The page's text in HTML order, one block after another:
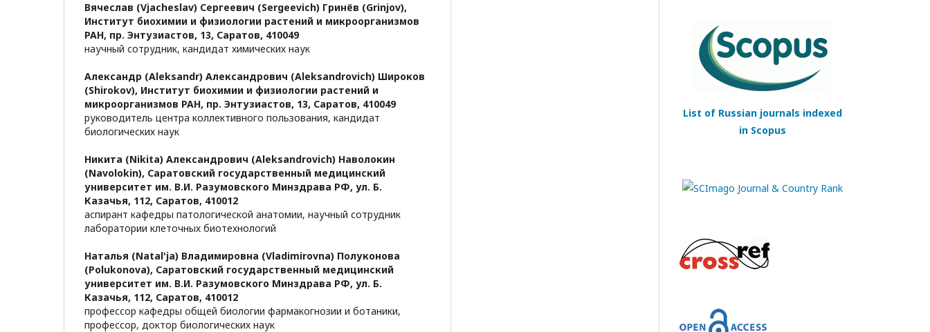
Вячеслав (Vjacheslav) Сергеевич (Sergeevich) Гринёв (Grinjov),
Институт биохимии и физиологии растений и микроорганизмов
РАН, пр. Энтузиастов, 13, Саратов, 410049
научный сотрудник, кандидат химических наук
Александр (Aleksandr) Александрович (Aleksandrovich) Широков
(Shirokov), Институт биохимии и физиологии растений и
микроорганизмов РАН, пр. Энтузиастов, 13, Саратов, 410049
руководитель центра коллективного пользования, кандидат
биологических наук
Никита (Nikita) Александрович (Aleksandrovich) Наволокин
(Navolokin), Саратовский государственный медицинский
университет им. В.И. Разумовского Минздрава РФ, ул. Б.
Казачья, 112, Саратов, 410012
аспирант кафедры патологической анатомии, научный сотрудник
лаборатории клеточных биотехнологий
Наталья (Natal'ja) Владимировна (Vladimirovna) Полуконова
(Polukonova), Саратовский государственный медицинский
университет им. В.И. Разумовского Минздрава РФ, ул. Б.
Казачья, 112, Саратов, 410012
профессор кафедры общей биологии фармакогнозии и ботаники,
профессор, доктор биологических наук
List of Russian journals indexed
in Scopus